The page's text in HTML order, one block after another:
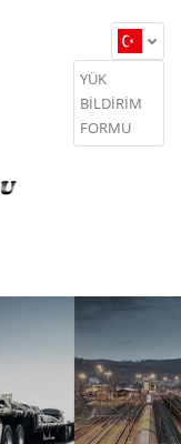
YÜK
BİLDİRİM
FORMU